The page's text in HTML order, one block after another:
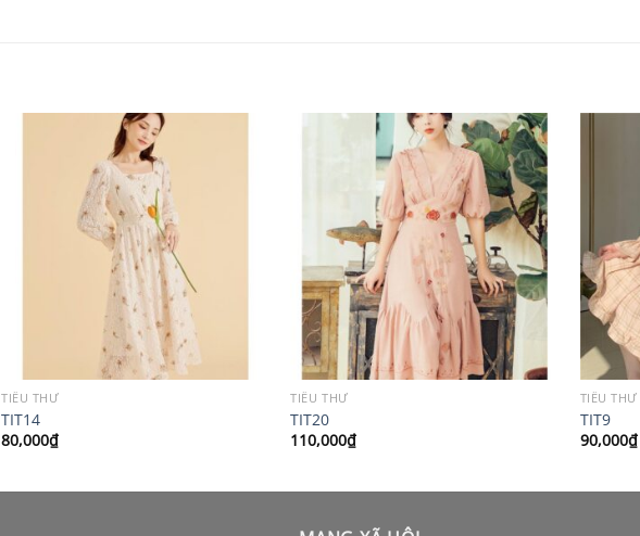
TIỂU THƯ
TIT14
80,000₫
TIỂU THƯ
TIT20
110,000₫
TIỂU THƯ
TIT9
90,000₫